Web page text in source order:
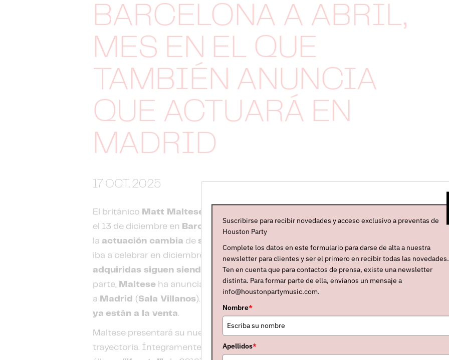
BARCELONA A ABRIL,
MES EN EL QUE
TAMBIÉN ANUNCIA
QUE ACTUARÁ EN
MADRID
17 OCT. 2025
El británico Matt Maltese
el 13 de diciembre en Barcelona , pasándolo al
. Asimismo,
la actuación cambia desala
iba a celebrar en diciembre, en
abrillo hará enLa Nau . Lasentradas ya
adquiridas siguen siendo válidaspara la nueva ubicación. Por otra
parte, Maltese ha anunciado también que el12deabril llevará su directo
a Madrid (Sala Villanos). Las
ya están a la venta.
Maltese presentará su nuevo disco,"Hers", publicado en mayo y sexto de su
trayectoria. Íntegramente autoproducido (no hacía eso desde su segundo
Suscribirse para recibir novedades y acceso exclusivo a preventas de
Houston Party
Complete los datos en este formulario para darse de alta a nuestra
newsletter para clientes y ser el primero en recibir todas las novedades.
Ten en cuenta que para contactos de prensa, existe una newsletter
distinta. Para formar parte de ella, envíanos un mensaje a
info@houstonpartymusic.com.
Nombre*
Apellidos*